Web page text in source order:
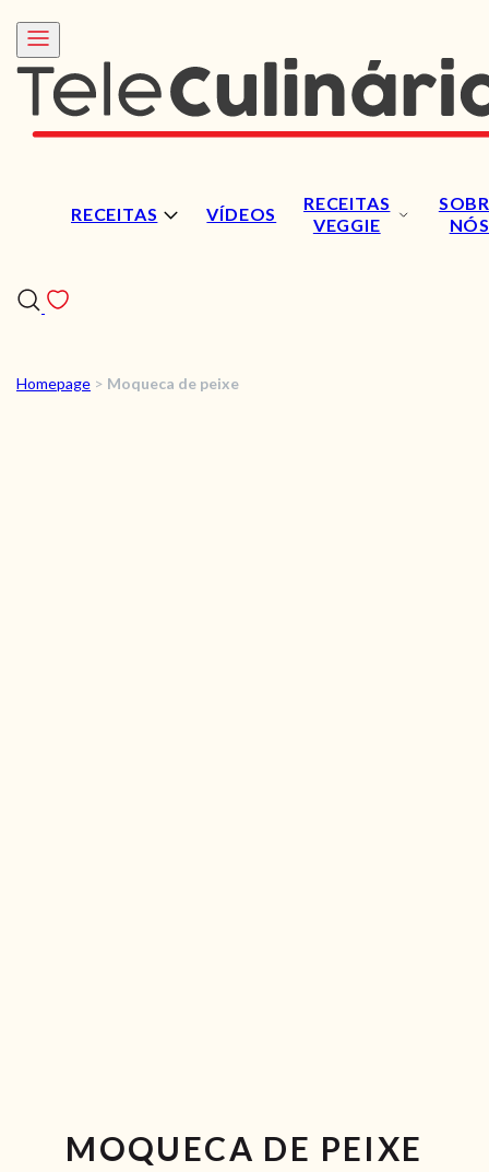
RECEITAS VÍDEOS
RECEITAS
VEGGIE
NÓS
RECEITAS
Homepage > Moqueca de peixe
MOQUECA DE PEIXE